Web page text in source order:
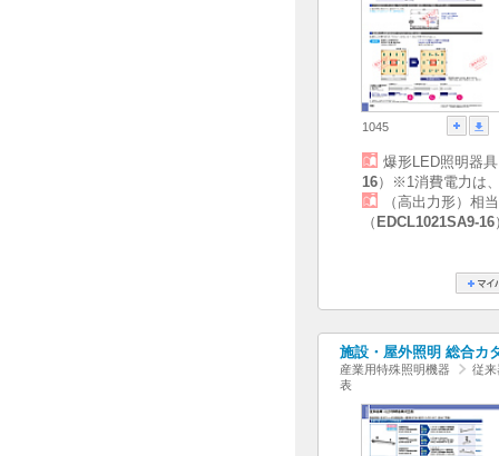
1045
爆形LED照明器
16）※1消費電力は
（高出力形）相
（ EDCL1021SA9-16
施設・屋外照明 総合カ
産業用特殊照明機器
従来
表